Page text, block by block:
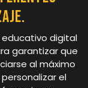
digital
garantizar que
al máximo
el